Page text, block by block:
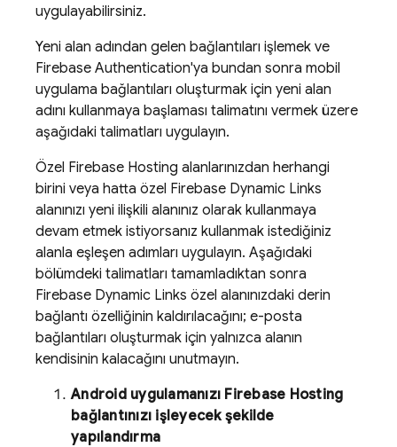
uygulayabilirsiniz.
Yeni alan adından gelen bağlantıları işlemek ve
Firebase Authentication'ya bundan sonra mobil
uygulama bağlantıları oluşturmak için yeni alan
adını kullanmaya başlaması talimatını vermek üzere
aşağıdaki talimatları uygulayın.
Özel Firebase Hosting alanlarınızdan herhangi
birini veya hatta özel Firebase Dynamic Links
alanınızı yeni ilişkili alanınız olarak kullanmaya
devam etmek istiyorsanız kullanmak istediğiniz
alanla eşleşen adımları uygulayın. Aşağıdaki
bölümdeki talimatları tamamladıktan sonra
Firebase Dynamic Links özel alanınızdaki derin
bağlantı özelliğinin kaldırılacağını; e-posta
bağlantıları oluşturmak için yalnızca alanın
kendisinin kalacağını unutmayın.
Android uygulamanızı Firebase Hosting
bağlantınızı işleyecek şekilde
yapılandırma